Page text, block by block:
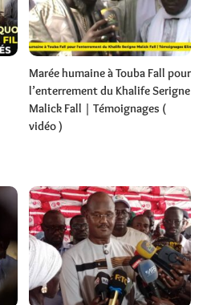
Marée humaine à Touba Fall pour
l’enterrement du Khalife Serigne
Malick Fall | Témoignages (
vidéo )